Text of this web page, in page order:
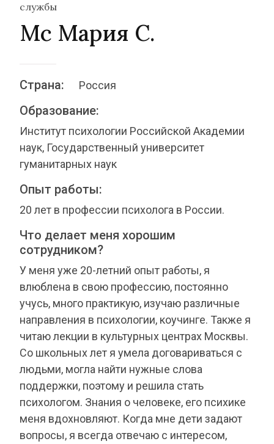
службы
Мс Мария С.
Страна: Россия
Образование:
Институт психологии Российской Академии
наук, Государственный университет
гуманитарных наук
Опыт работы:
20 лет в профессии психолога в России.
Что делает меня хорошим
сотрудником?
У меня уже 20-летний опыт работы, я
влюблена в свою профессию, постоянно
учусь, много практикую, изучаю различные
направления в психологии, коучинге. Также я
читаю лекции в культурных центрах Москвы.
Со школьных лет я умела договариваться с
людьми, могла найти нужные слова
поддержки, поэтому и решила стать
психологом. Знания о человеке, его психике
меня вдохновляют. Когда мне дети задают
вопросы, я всегда отвечаю с интересом,